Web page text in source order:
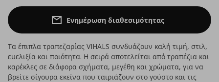
Ενημέρωση διαθεσιμότητας
Τα έπιπλα τραπεζαρίας VIHALS συνδυάζουν καλή τιμή, στιλ,
ευελιξία και ποιότητα. Η σειρά αποτελείται από τραπέζια και
καρέκλες σε διάφορα σχήματα, μεγέθη και χρώματα, για να
βρείτε σίγουρα εκείνα που ταιριάζουν στο γούστο και τις